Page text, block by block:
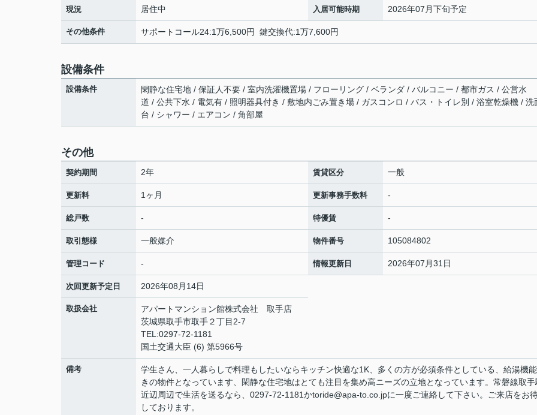
現況 居住中 入居可能時期 2026年07月下旬予定
その他条件 サポートコール24:1万6,500円 鍵交換代:1万7,600円
設備条件
設備条件
閑静な住宅地 / 保証人不要 / 室内洗濯機置場 / フローリング / ベランダ / バルコニー / 都市ガス / 公営水
道 / 公共下水 / 電気有 / 照明器具付き / 敷地内ごみ置き場 / ガスコンロ / バス・トイレ別 / 浴室乾燥機 / 洗
台 / シャワー / エアコン / 角部屋
その他
契約期間 2年 賃貸区分 一般
更新料 1ヶ月 更新事務手数料 -
総戸数 - 特優賃 -
取引態様 一般媒介 物件番号 105084802
管理コード - 情報更新日 2026年07月31日
次回更新予定日 2026年08月14日
取扱会社
アパートマンション館株式会社 取手店
茨城県取手市取手２丁目2-7
TEL:0297-72-1181
国土交通大臣 (6) 第5966号
備考
学生さん、一人暮らしで料理もしたいならキッチン快適な1K、多くの方が必須条件としている、給湯機
きの物件となっています、閑静な住宅地はとても注目を集め高ニーズの立地となっています。常磐線取手
近辺周辺で生活を送るなら、0297-72-1181かtoride@apa-to.co.jpに一度ご連絡して下さい。ご来店をお
しております。